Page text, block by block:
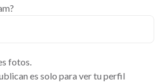
fotos.
es solo para ver tu perfil